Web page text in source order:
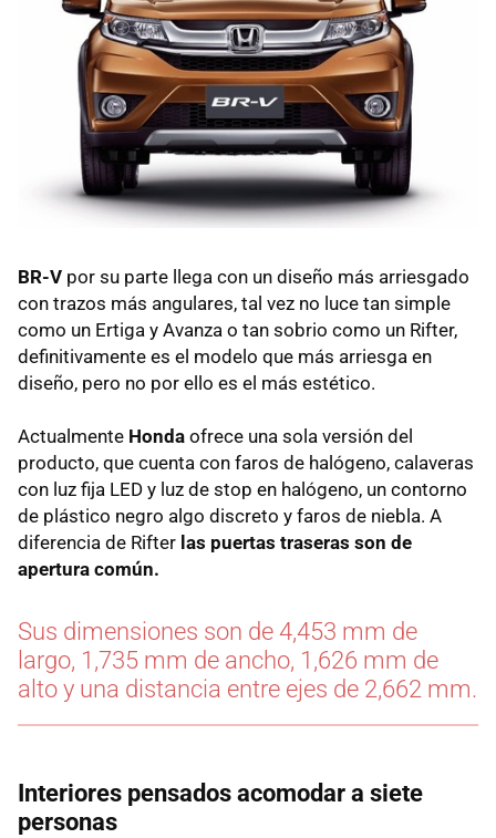
BR-V por su parte llega con un diseño más arriesgado
con trazos más angulares, tal vez no luce tan simple
como un Ertiga y Avanza o tan sobrio como un Rifter,
definitivamente es el modelo que más arriesga en
diseño, pero no por ello es el más estético.
Actualmente Honda ofrece una sola versión del
producto, que cuenta con faros de halógeno, calaveras
con luz fija LED y luz de stop en halógeno, un contorno
de plástico negro algo discreto y faros de niebla. A
diferencia de Rifter las puertas traseras son de
apertura común.
Sus dimensiones son de 4,453 mm de
largo, 1,735 mm de ancho, 1,626 mm de
alto y una distancia entre ejes de 2,662 mm.
Interiores pensados acomodar a siete
personas